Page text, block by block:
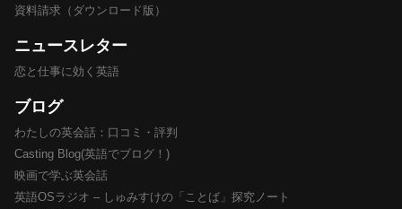
資料請求（ダウンロード版）
ニュースレター
恋と仕事に効く英語
ブログ
わたしの英会話：口コミ・評判
Casting Blog(英語でブログ！)
映画で学ぶ英会話
英語OSラジオ – しゅみすけの「ことば」探究ノート